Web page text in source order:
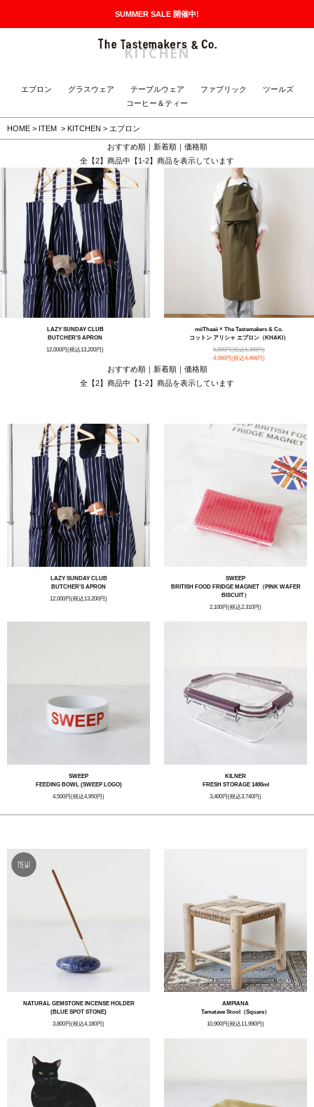
SUMMER SALE 開催中!
The Tastemakers & Co. 公
KITCHEN
エプロン グラスウェア テーブルウェア ファブリック
ツールズ
コーヒー＆ティー
HOME > ITEM > KITCHEN > エプロン
おすすめ順｜ 新着順｜ 価格順
全【2】商品中【1-2】商品を表示しています
LAZY SUNDAY CLUB
BUTCHER'S APRON
12,000円(税込13,200円)
miiThaaii × The Tastemakers & Co.
コットン アリシャ エプロン（KHAKI）
5,800円(税込6,380円)
4,060円(税込4,466円)
おすすめ順｜ 新着順｜ 価格順
全【2】商品中【1-2】商品を表示しています
LAZY SUNDAY CLUB
BUTCHER'S APRON
12,000円(税込13,200円)
SWEEP
BRITISH FOOD FRIDGE MAGNET（PINK WAFER
BISCUIT）
2,100円(税込2,310円)
SWEEP
FEEDING BOWL (SWEEP LOGO)
4,500円(税込4,950円)
KILNER
FRESH STORAGE 1400ml
3,400円(税込3,740円)
NATURAL GEMSTONE INCENSE HOLDER
(BLUE SPOT STONE)
3,800円(税込4,180円)
AMPIANA
Tamatave Stool（Square）
10,900円(税込11,990円)